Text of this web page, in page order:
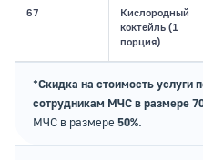
67
Кислородный
коктейль (1
порция)
*Скидка на стоимость услуги
сотрудникам МЧС в размере
МЧС в размере 50%.